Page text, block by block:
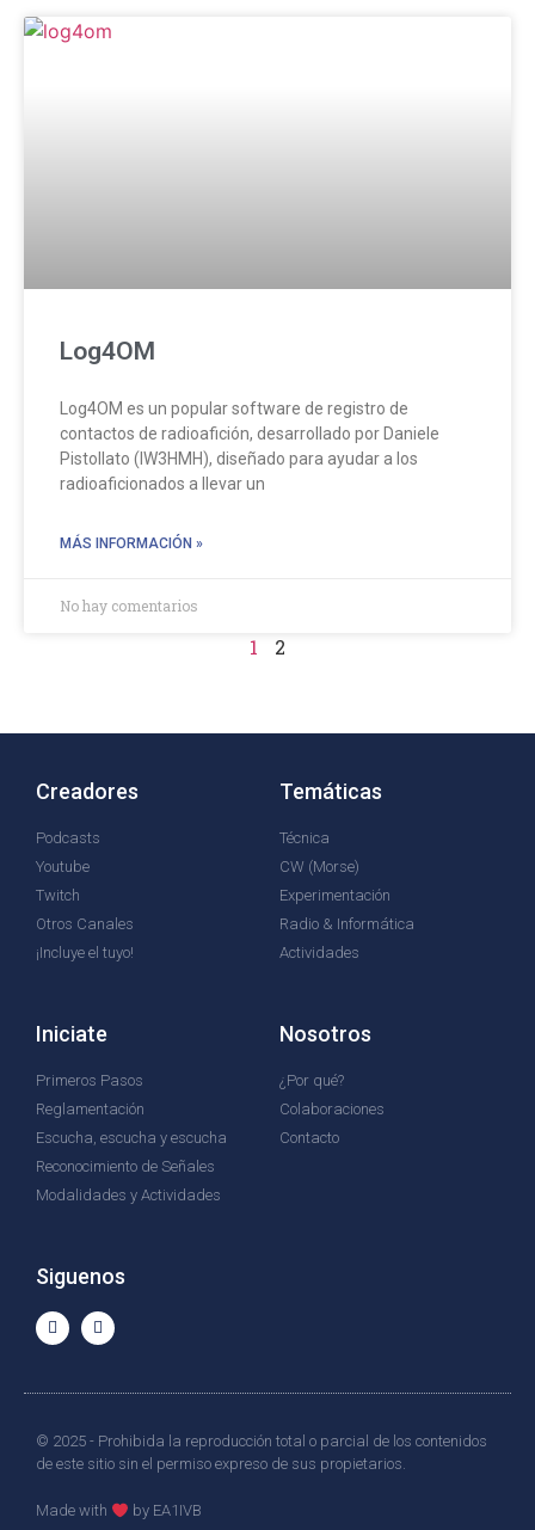
Log4OM
Log4OM es un popular software de registro de
contactos de radioafición, desarrollado por Daniele
Pistollato (IW3HMH), diseñado para ayudar a los
radioaficionados a llevar un
MÁS INFORMACIÓN »
No hay comentarios
1 2
Creadores
Podcasts
Youtube
Twitch
Otros Canales
¡Incluye el tuyo!
Temáticas
Técnica
CW (Morse)
Experimentación
Radio & Informática
Actividades
Iniciate
Primeros Pasos
Reglamentación
Escucha, escucha y escucha
Reconocimiento de Señales
Modalidades y Actividades
Nosotros
¿Por qué?
Colaboraciones
Contacto
Siguenos
© 2025 - Prohibida la reproducción total o parcial de los contenidos
de este sitio sin el permiso expreso de sus propietarios.
Made with by EA1IVB